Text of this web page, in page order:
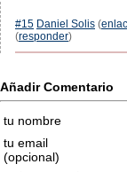
#15 Daniel Solis (
(responder)
Añadir Comentario
tu nombre
tu email
(opcional)